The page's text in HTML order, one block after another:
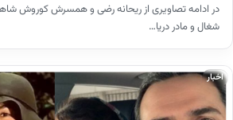
در ادامه تصاویری از ریحانه رضی و همسرش کوروش
شغال و مادر دریا…
اخبار